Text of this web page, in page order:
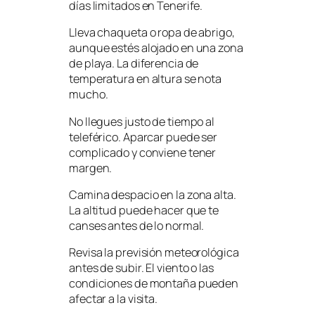
días limitados en Tenerife.
Lleva chaqueta o ropa de abrigo,
aunque estés alojado en una zona
de playa. La diferencia de
temperatura en altura se nota
mucho.
No llegues justo de tiempo al
teleférico. Aparcar puede ser
complicado y conviene tener
margen.
Camina despacio en la zona alta.
La altitud puede hacer que te
canses antes de lo normal.
Revisa la previsión meteorológica
antes de subir. El viento o las
condiciones de montaña pueden
afectar a la visita.